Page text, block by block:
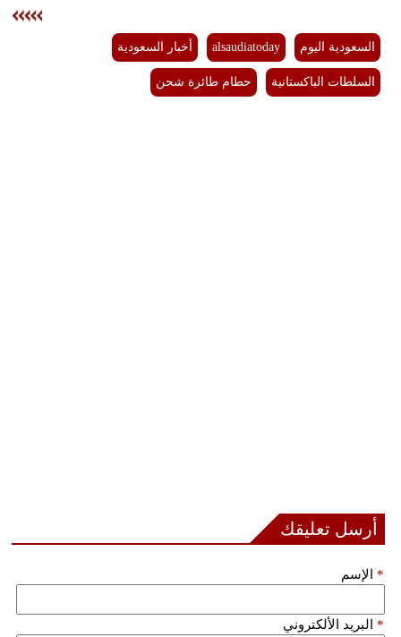
السعودية اليوم alsaudiatoday أخبار السعودية
السلطات الباكستانية حطام طائرة شحن
أرسل تعليقك
الإسم *
البريد الألكتروني *